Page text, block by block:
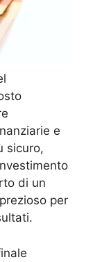
e
sicuro,
di un
per